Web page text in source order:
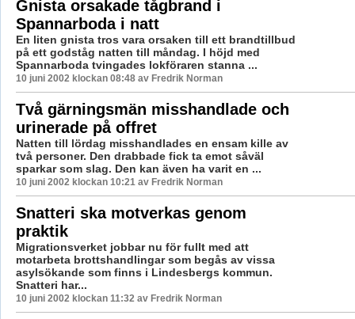
Gnista orsakade tågbrand i
Spannarboda i natt
En liten gnista tros vara orsaken till ett brandtillbud
på ett godståg natten till måndag. I höjd med
Spannarboda tvingades lokföraren stanna ...
10 juni 2002 klockan 08:48 av Fredrik Norman
Två gärningsmän misshandlade och
urinerade på offret
Natten till lördag misshandlades en ensam kille av
två personer. Den drabbade fick ta emot såväl
sparkar som slag. Den kan även ha varit en ...
10 juni 2002 klockan 10:21 av Fredrik Norman
Snatteri ska motverkas genom
praktik
Migrationsverket jobbar nu för fullt med att
motarbeta brottshandlingar som begås av vissa
asylsökande som finns i Lindesbergs kommun.
Snatteri har...
10 juni 2002 klockan 11:32 av Fredrik Norman